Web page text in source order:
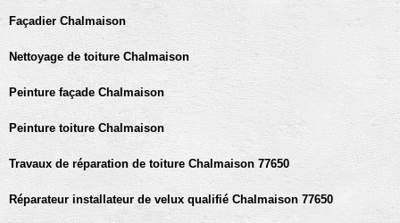
Façadier Chalmaison
Nettoyage de toiture Chalmaison
Peinture façade Chalmaison
Peinture toiture Chalmaison
Travaux de réparation de toiture Chalmaison 77650
Réparateur installateur de velux qualifié Chalmaison 77650